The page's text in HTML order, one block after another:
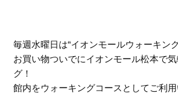
毎週水曜日は“イオンモールウォーキン
お買い物ついでにイオンモール松本で
グ！
館内をウォーキングコースとしてご利用